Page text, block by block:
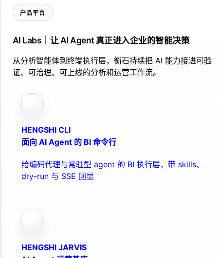
产品平台
AI Labs｜让 AI Agent 真正进入企业的智能决策
从分析智能体到终端执行层，衡石持续把 AI 能力接进可验
证、可治理、可上线的分析和运营工作流。
HENGSHI CLI
面向 AI Agent 的 BI 命令行
给编码代理与常驻型 agent 的 BI 执行层，带 skills、
dry-run 与 SSE 回显
HENGSHI JARVIS